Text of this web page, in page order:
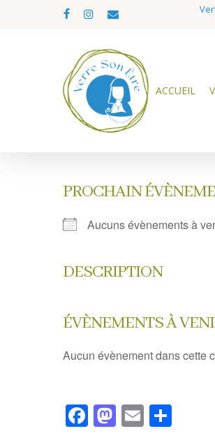
facebookinstagram
email
ACCUEIL
PROCHAIN
Aucuns évènements à
DESCRIPTION
ÉVÈNEMENTS À
Aucun évènement dans cette
Facebook
Mastodon
Email